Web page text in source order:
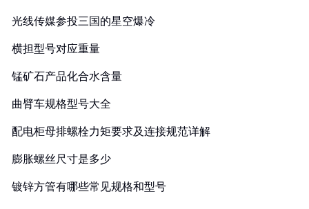
光线传媒参投三国的星空爆冷
横担型号对应重量
锰矿石产品化合水含量
曲臂车规格型号大全
配电柜母排螺栓力矩要求及连接规范详解
膨胀螺丝尺寸是多少
镀锌方管有哪些常见规格和型号